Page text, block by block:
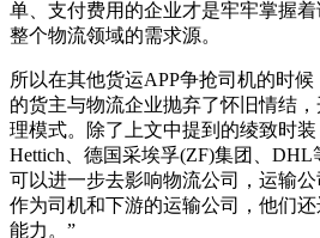
单、支付费用的企业才是牢牢掌握
整个物流领域的需求源。
所以在其他货运APP争抢司机的时
的货主与物流企业抛弃了怀旧情结
理模式。除了上文中提到的绫致时
Hettich、德国采埃孚(ZF)集团、
可以进一步去影响物流公司，运输
作为司机和下游的运输公司，他们
能力。”